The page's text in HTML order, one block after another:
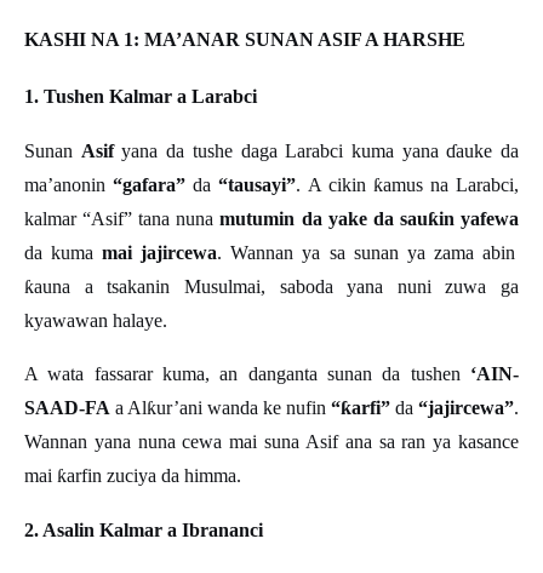
KASHI NA 1: MA’ANAR SUNAN ASIF A HARSHE
1. Tushen Kalmar a Larabci
Sunan Asifyana da tushe daga Larabci kuma yanaɗauke da
ma’anonin “gafara” da“tausayi”. A cikin ƙamus na Larabci,
kalmar“Asif” tana nuna mutumin da yake da sauƙin yafewa
da kumamai jajircewa. Wannan ya sa sunan ya zama abin
ƙauna a tsakanin Musulmai, saboda yana nuni zuwa ga
kyawawan halaye.
A wata fassarar kuma, an danganta sunan da tushen ‘AIN-
SAAD-FA a Alƙur’ani wanda ke nufin “ƙarfi” da “jajircewa”.
Wannan yana nuna cewa mai suna Asif ana sa ran ya kasance
mai ƙarfin zuciya da himma.
2. Asalin Kalmar a Ibrananci